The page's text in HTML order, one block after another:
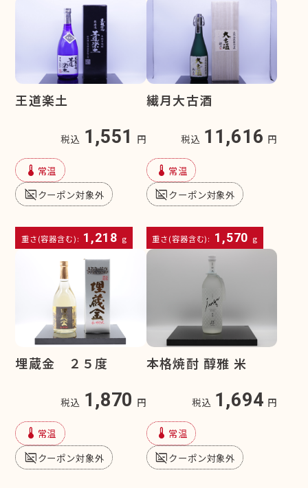
王道楽土
税込 1,551 円
device_thermostat 常温
subtitles_offクーポン対象外
重さ(容器含む): 1,218 g
繊月大古酒
税込 11,616 円
device_thermostat 常温
subtitles_offクーポン対象外
重さ(容器含む): 1,570 g
埋蔵金 ２５度
税込 1,870 円
device_thermostat 常温
subtitles_offクーポン対象外
本格焼酎 醇雅 米
税込 1,694 円
device_thermostat 常温
subtitles_offクーポン対象外